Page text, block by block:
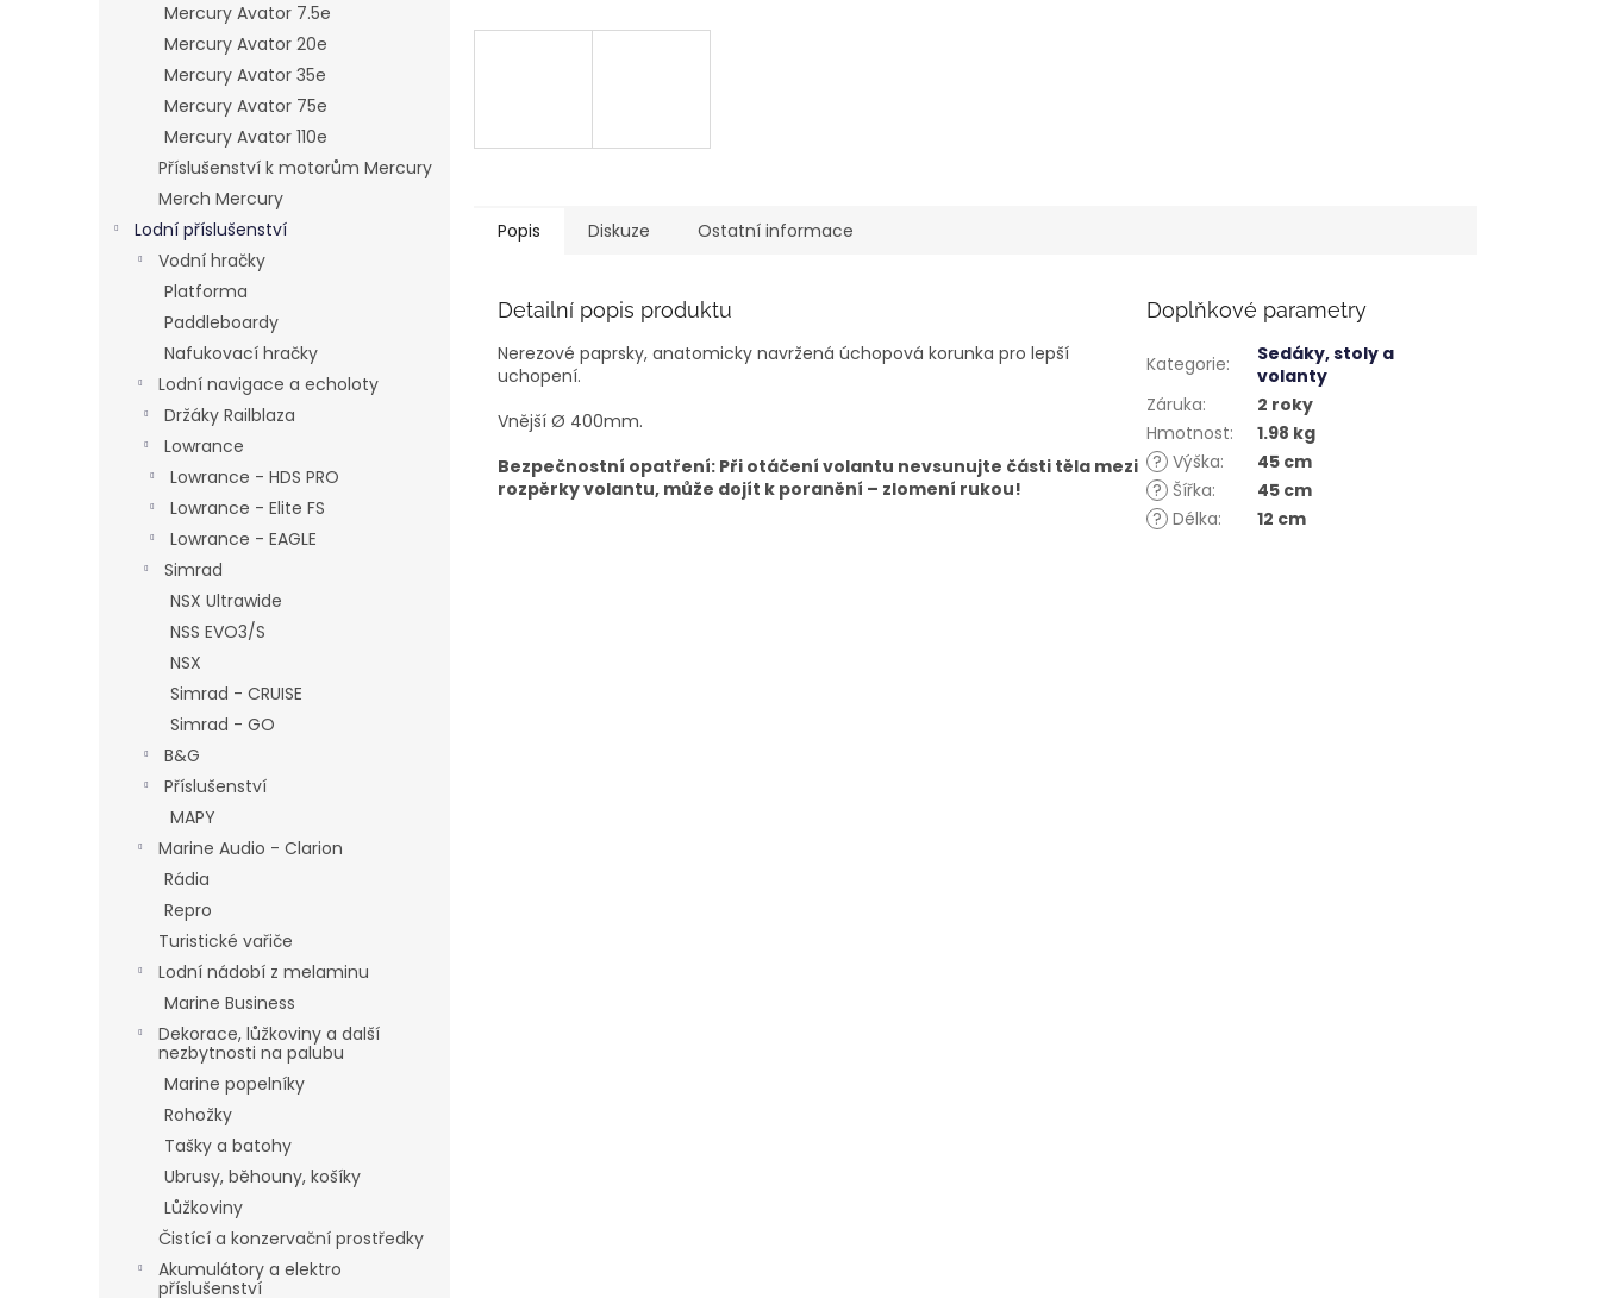
Mercury Avator 7.5e
Mercury Avator 20e
Mercury Avator 35e
Mercury Avator 75e
Mercury Avator 110e
Příslušenství k motorům Mercury
Merch Mercury
Lodní příslušenství
Vodní hračky
Platforma
Paddleboardy
Nafukovací hračky
Lodní navigace a echoloty
Držáky Railblaza
Lowrance
Lowrance - HDS PRO
Lowrance - Elite FS
Lowrance - EAGLE
Simrad
NSX Ultrawide
NSS EVO3/S
NSX
Simrad - CRUISE
Simrad - GO
B&G
Příslušenství
MAPY
Marine Audio - Clarion
Rádia
Repro
Turistické vařiče
Lodní nádobí z melaminu
Marine Business
Dekorace, lůžkoviny a další
nezbytnosti na palubu
Marine popelníky
Rohožky
Tašky a batohy
Ubrusy, běhouny, košíky
Lůžkoviny
Čistící a konzervační prostředky
Akumulátory a elektro
příslušenství
Popis Diskuze Ostatní informace
Detailní popis produktu
Nerezové paprsky, anatomicky navržená úchopová korunka pro lepší
uchopení.
Vnější Ø 400mm.
Bezpečnostní opatření: Při otáčení volantu nevsunujte části těla mezi
rozpěrky volantu, může dojít k poranění – zlomení rukou!
Doplňkové parametry
Kategorie:
Sedáky, stoly a
volanty
Záruka:
2 roky
Hmotnost:
1.98 kg
? Výška:
45 cm
? Šířka:
45 cm
? Délka: 12 cm